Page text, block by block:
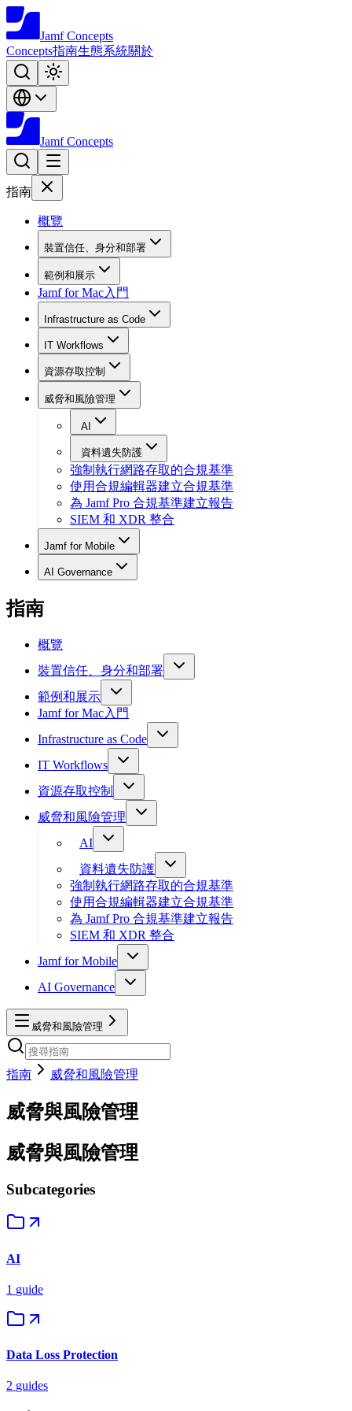
Jamf Concepts
Concepts指南生態系統關於
Jamf Concepts
指南
概覽
裝置信任、身分和部署
範例和展示
Jamf for Mac入門
Infrastructure as Code
IT Workflows
資源存取控制
威脅和風險管理
AI
資料遺失防護
強制執行網路存取的合規基準
使用合規編輯器建立合規基準
為 Jamf Pro 合規基準建立報告
SIEM 和 XDR 整合
Jamf for Mobile
AI Governance
指南
概覽
裝置信任、身分和部署
範例和展示
Jamf for Mac入門
Infrastructure as Code
IT Workflows
資源存取控制
威脅和風險管理
AI
資料遺失防護
強制執行網路存取的合規基準
使用合規編輯器建立合規基準
為 Jamf Pro 合規基準建立報告
SIEM 和 XDR 整合
Jamf for Mobile
AI Governance
威脅和風險管理
指南 威脅和風險管理
威脅與風險管理
威脅與風險管理
Subcategories
AI
1 guide
Data Loss Protection
2 guides